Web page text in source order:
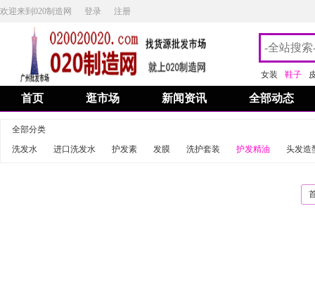
欢迎来到020制造网 登录 注册
女装 鞋子
首页 逛市场 新闻资讯 全部动态
全部分类
洗发水
进口洗发水 护发素 发膜 洗护套装 护发精油 头发造